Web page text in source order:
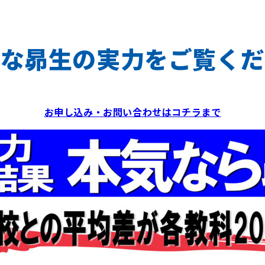
昴生の実力をご覧く
お申し込み・お問い合わせはコチラまで